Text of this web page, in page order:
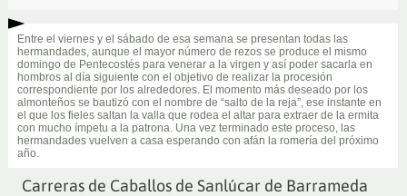
Entre el viernes y el sábado de esa semana se presentan todas las
hermandades, aunque el mayor número de rezos se produce el mismo
domingo de Pentecostés para venerar a la virgen y así poder sacarla en
hombros al día siguiente con el objetivo de realizar la procesión
correspondiente por los alrededores. El momento más deseado por los
almonteños se bautizó con el nombre de “salto de la reja”, ese instante en
el que los fieles saltan la valla que rodea el altar para extraer de la ermita
con mucho ímpetu a la patrona. Una vez terminado este proceso, las
hermandades vuelven a casa esperando con afán la romería del próximo
año.
Carreras de Caballos de Sanlúcar de Barrameda